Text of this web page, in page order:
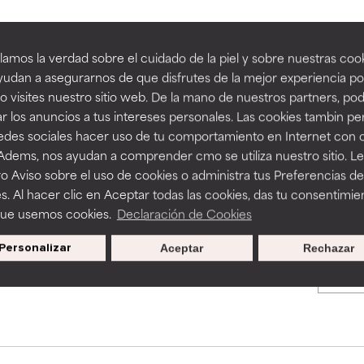
la verdad sobre el cuidado de la piel y sobre nuestras
a asegurarnos de que disfrutes de la mejor experiencia
visites nuestro sitio web. De la mano de nuestros partners,
los anuncios a tus intereses personales. Las cookies tambin
sociales hacer uso de tu comportamiento en Internet con
nos ayudan a comprender cmo se utiliza nuestro sitio.
Aviso sobre el uso de cookies o administra tus Preferencias de
Al hacer clic en Aceptar todas las cookies, das tu
usemos cookies. Declaración de Cookies
Personalizar Rechazar
Aceptar
BACK TO SEARCH
to assess ingredients in this dictionary. Regulations
tan beneficiosos como los de la categoría excelente, suelen ser
la estabilidad o la absorción de una fórmula.
ciertas limitaciones en cuanto a su apariencia, estabilidad o
básicos o que no cuentan con suficiente respaldo científico.
algunos beneficios se recomienda evitarlo por su
provocar efectos adversos como irritación, inflamación o
tan beneficiosos como los de la categoría excelente, suelen ser
la estabilidad o la absorción de una fórmula.
ciertas limitaciones en cuanto a su apariencia, estabilidad o
básicos o que no cuentan con suficiente respaldo científico.
algunos beneficios se recomienda evitarlo por su
provocar efectos adversos como irritación, inflamación o
Promociones exclusivas al